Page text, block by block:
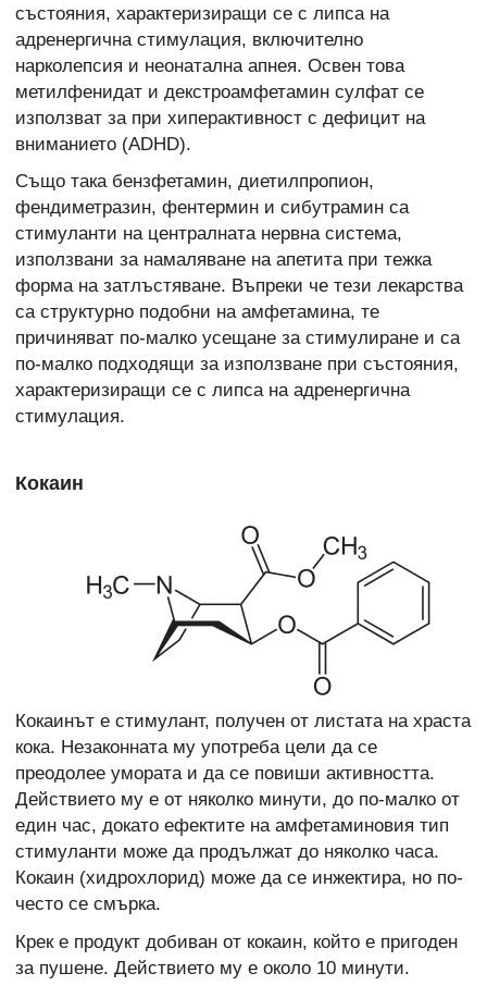
състояния, характеризиращи се с липса на
адренергична стимулация, включително
нарколепсия и неонатална апнея. Освен това
метилфенидат и декстроамфетамин сулфат се
използват за при хиперактивност с дефицит на
вниманието (ADHD).
Също така бензфетамин, диетилпропион,
фендиметразин, фентермин и сибутрамин са
стимуланти на централната нервна система,
използвани за намаляване на апетита при тежка
форма на затлъстяване. Въпреки че тези лекарства
са структурно подобни на амфетамина, те
причиняват по-малко усещане за стимулиране и са
по-малко подходящи за използване при състояния,
характеризиращи се с липса на адренергична
стимулация.
Кокаин
Кокаинът е стимулант, получен от листата на храста
кока. Незаконната му употреба цели да се
преодолее умората и да се повиши активността.
Действието му е от няколко минути, до по-малко от
един час, докато ефектите на амфетаминовия тип
стимуланти може да продължат до няколко часа.
Кокаин (хидрохлорид) може да се инжектира, но по-
често се смърка.
Крек е продукт добиван от кокаин, който е пригоден
за пушене. Действието му е около 10 минути.